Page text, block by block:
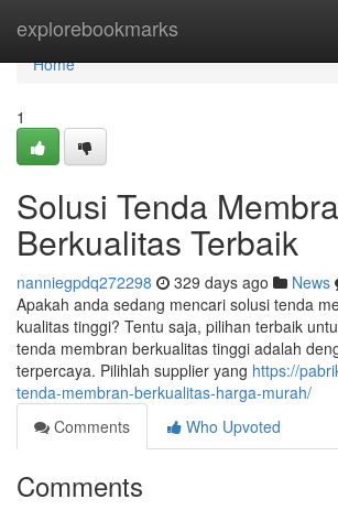
explorebookmarks
Home
Home
1
Solusi Tenda
Berkualitas Terbaik
nanniegpdq272298 329 days ago News
Apakah anda sedang mencari solusi tenda
kualitas tinggi? Tentu saja, pilihan terbaik
tenda membran berkualitas tinggi adalah
terpercaya. Pilihlah supplier yang https://
tenda-membran-berkualitas-harga-murah/
Comments
Who Upvoted
Comments